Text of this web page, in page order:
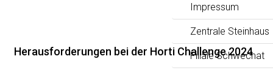
Impressum
Zentrale Steinhaus
Filiale Schwechat
Herausforderungen bei der Horti Challenge 2024